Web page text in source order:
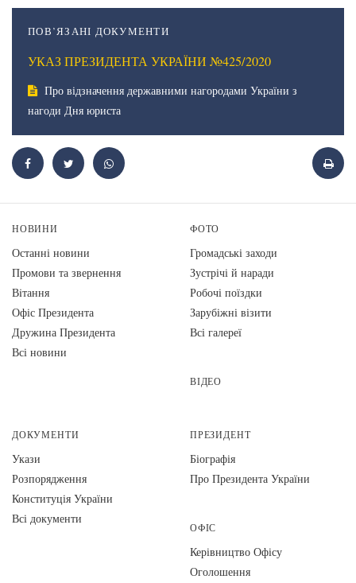
ПОВ’ЯЗАНІ ДОКУМЕНТИ
УКАЗ ПРЕЗИДЕНТА УКРАЇНИ №425/2020
Про відзначення державними нагородами України з
нагоди Дня юриста
НОВИНИ
Останні новини
Промови та звернення
Вiтання
Офіс Президента
Дружина Президента
Всі новини
ФОТО
Громадські заходи
Зустрічі й наради
Робочі поїздки
Зарубіжні візити
Всі галереї
ВІДЕО
ДОКУМЕНТИ
Укази
Розпорядження
Конституція України
Всі документи
ПРЕЗИДЕНТ
Біографія
Про Президента України
ОФІС
Керівництво Офісу
Оголошення